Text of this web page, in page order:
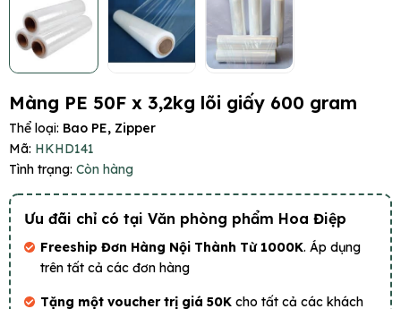
Màng PE 50F x 3,2kg lõi giấy 600 gram
Thể loại: Bao PE, Zipper
Mã: HKHD141
Tình trạng: Còn hàng
Ưu đãi chỉ có tại Văn phòng phẩm Hoa Điệp
Freeship Đơn Hàng Nội Thành Từ 1000K. Áp dụng
trên tất cả các đơn hàng
Tặng một voucher trị giá 50K cho tất cả các khách